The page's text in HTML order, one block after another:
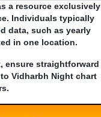
a resource exclusively
Individuals typically
data, such as yearly
in one location.
ensure straightforward
Vidharbh Night chart